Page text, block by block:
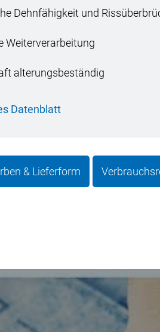
Dehnfähigkeit und
Weiterverarbeitung
alterungsbeständig
Datenblatt
& Lieferform